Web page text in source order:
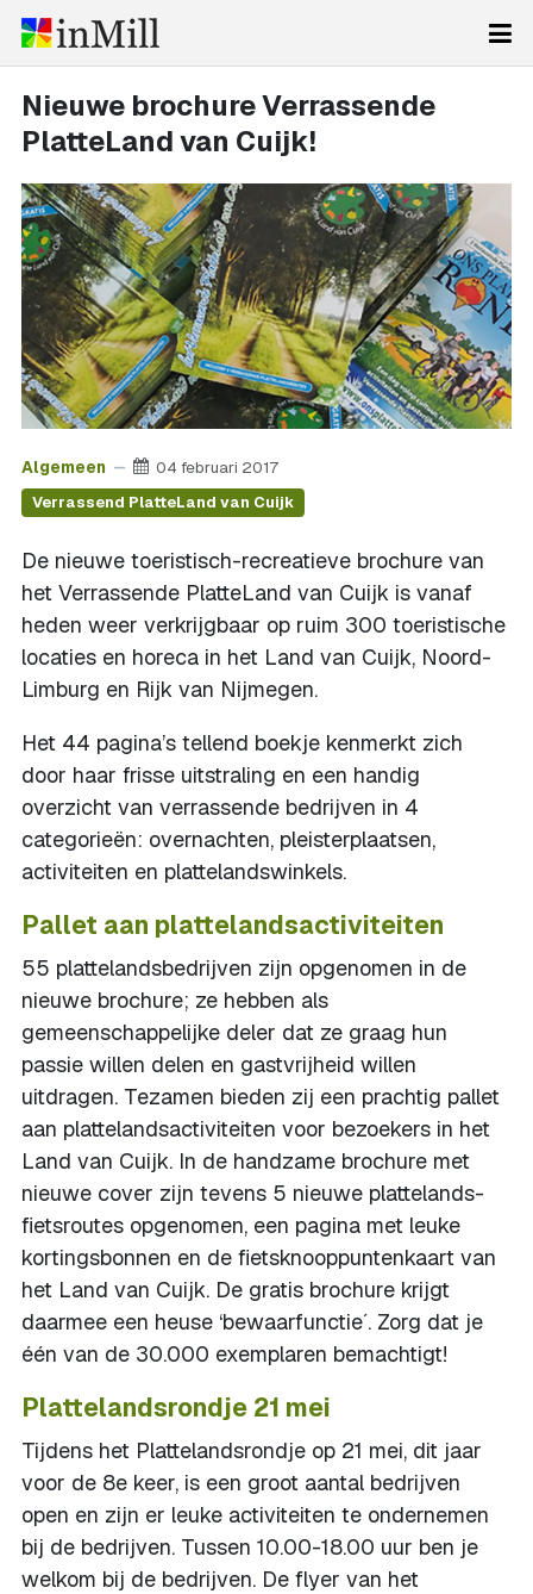
Nieuwe brochure Verrassende
PlatteLand van Cuijk!
Algemeen 04 februari 2017
Verrassend PlatteLand van Cuijk
De nieuwe toeristisch-recreatieve brochure van
het Verrassende PlatteLand van Cuijk is vanaf
heden weer verkrijgbaar op ruim 300 toeristische
locaties en horeca in het Land van Cuijk, Noord-
Limburg en Rijk van Nijmegen.
Het 44 pagina’s tellend boekje kenmerkt zich
door haar frisse uitstraling en een handig
overzicht van verrassende bedrijven in 4
categorieën: overnachten, pleisterplaatsen,
activiteiten en plattelandswinkels.
Pallet aan plattelandsactiviteiten
55 plattelandsbedrijven zijn opgenomen in de
nieuwe brochure; ze hebben als
gemeenschappelijke deler dat ze graag hun
passie willen delen en gastvrijheid willen
uitdragen. Tezamen bieden zij een prachtig pallet
aan plattelandsactiviteiten voor bezoekers in het
Land van Cuijk. In de handzame brochure met
nieuwe cover zijn tevens 5 nieuwe plattelands-
fietsroutes opgenomen, een pagina met leuke
kortingsbonnen en de fietsknooppuntenkaart van
het Land van Cuijk. De gratis brochure krijgt
daarmee een heuse ‘bewaarfunctie´. Zorg dat je
één van de 30.000 exemplaren bemachtigt!
Plattelandsrondje 21 mei
Tijdens het Plattelandsrondje op 21 mei, dit jaar
voor de 8e keer, is een groot aantal bedrijven
open en zijn er leuke activiteiten te ondernemen
bij de bedrijven. Tussen 10.00-18.00 uur ben je
welkom bij de bedrijven. De flyer van het